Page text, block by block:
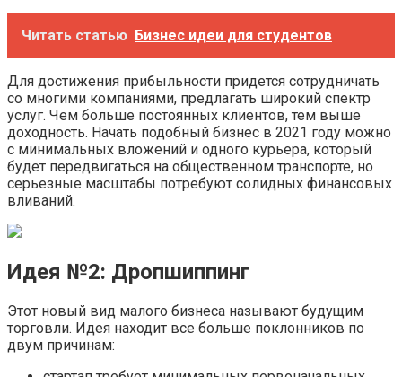
Читать статью Бизнес идеи для студентов
Для достижения прибыльности придется сотрудничать
со многими компаниями, предлагать широкий спектр
услуг. Чем больше постоянных клиентов, тем выше
доходность. Начать подобный бизнес в 2021 году можно
с минимальных вложений и одного курьера, который
будет передвигаться на общественном транспорте, но
серьезные масштабы потребуют солидных финансовых
вливаний.
Идея №2: Дропшиппинг
Этот новый вид малого бизнеса называют будущим
торговли. Идея находит все больше поклонников по
двум причинам: